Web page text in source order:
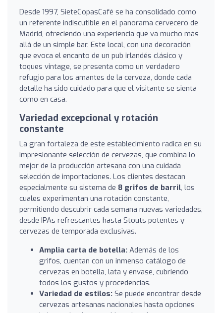
Desde 1997, SieteCopasCafé se ha consolidado como
un referente indiscutible en el panorama cervecero de
Madrid, ofreciendo una experiencia que va mucho más
allá de un simple bar. Este local, con una decoración
que evoca el encanto de un pub irlandés clásico y
toques vintage, se presenta como un verdadero
refugio para los amantes de la cerveza, donde cada
detalle ha sido cuidado para que el visitante se sienta
como en casa.
Variedad excepcional y rotación
constante
La gran fortaleza de este establecimiento radica en su
impresionante selección de cervezas, que combina lo
mejor de la producción artesana con una cuidada
selección de importaciones. Los clientes destacan
especialmente su sistema de 8 grifos de barril, los
cuales experimentan una rotación constante,
permitiendo descubrir cada semana nuevas variedades,
desde IPAs refrescantes hasta Stouts potentes y
cervezas de temporada exclusivas.
Amplia carta de botella: Además de los
grifos, cuentan con un inmenso catálogo de
cervezas en botella, lata y envase, cubriendo
todos los gustos y procedencias.
Variedad de estilos: Se puede encontrar desde
cervezas artesanas nacionales hasta opciones